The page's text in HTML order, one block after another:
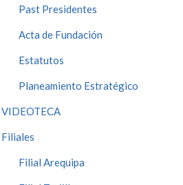
Past Presidentes
Acta de Fundación
Estatutos
Planeamiento Estratégico
VIDEOTECA
Filiales
Filial Arequipa